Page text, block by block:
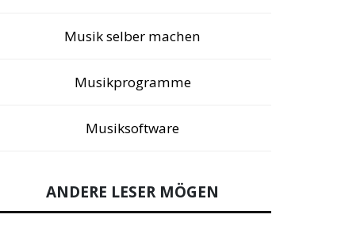
Musik selber machen
Musikprogramme
Musiksoftware
ANDERE LESER MÖGEN